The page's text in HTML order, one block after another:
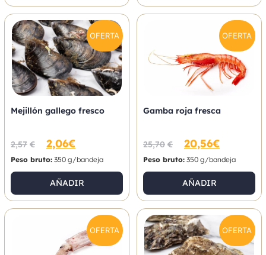
OFERTA
Mejillón gallego fresco
2,57 € 2,06€
Peso bruto: 350 g/bandeja
AÑADIR
OFERTA
Gamba roja fresca
25,70 € 20,56€
Peso bruto: 350 g/bandeja
AÑADIR
OFERTA OFERTA